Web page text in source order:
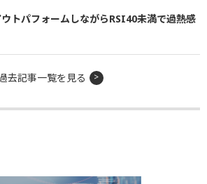
トパフォームしながらRSI40未満で過熱感
去記事一覧を見る